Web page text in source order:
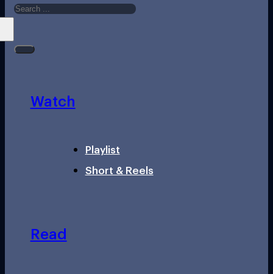
Watch
Playlist
Short & Reels
Read